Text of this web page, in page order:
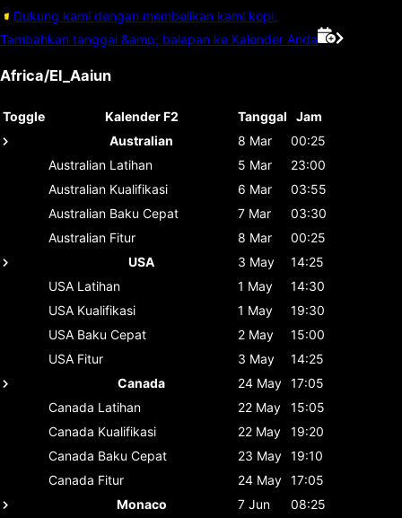
Dukung kami dengan membelikan kami kopi.
Tambahkan tanggal &amp; balapan ke Kalender Anda
Africa/El_Aaiun
Toggle Kalender F2 Tanggal
Jam
Australian
8 Mar
00:25
Australian Latihan 5 Mar
23:00
Australian Kualifikasi 6 Mar
03:55
Australian Baku Cepat 7 Mar
03:30
Australian Fitur 8 Mar
00:25
USA
3 May
14:25
USA Latihan 1 May
14:30
USA Kualifikasi 1 May
19:30
USA Baku Cepat 2 May
15:00
USA Fitur 3 May
14:25
Canada
24 May 17:05
Canada Latihan 22 May
15:05
Canada Kualifikasi 22 May
19:20
Canada Baku Cepat 23 May 19:10
Canada Fitur 24 May 17:05
Monaco
7 Jun
08:25